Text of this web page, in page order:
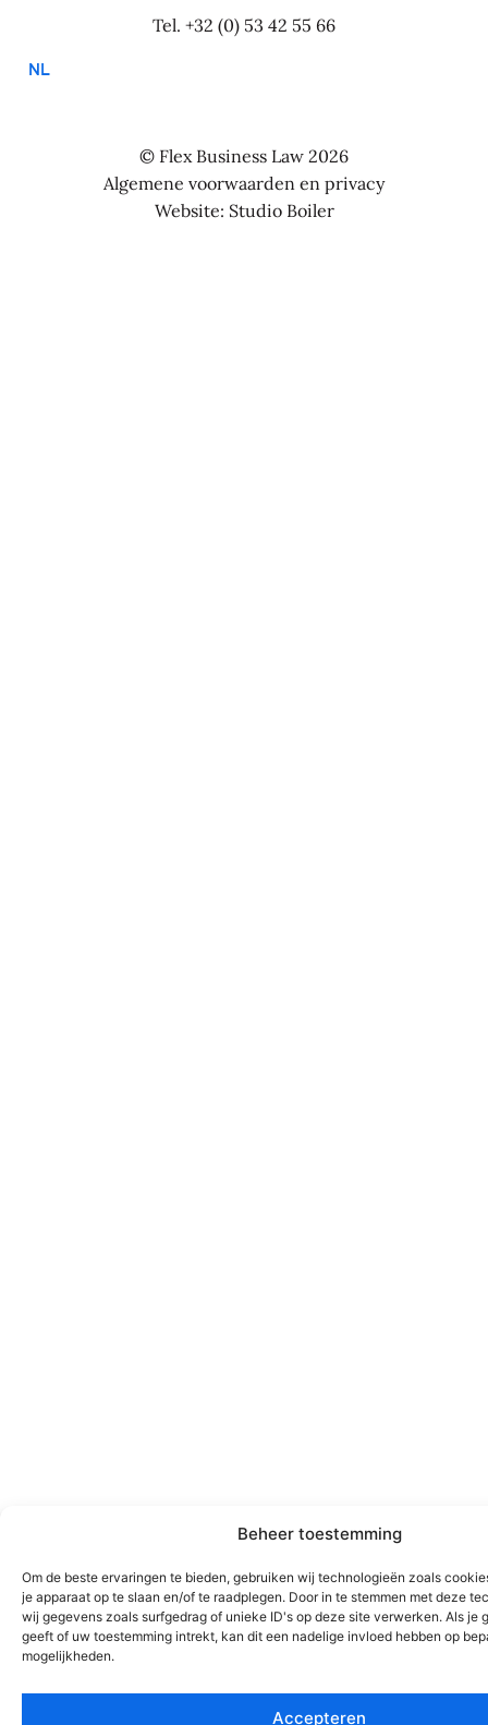
Beheer toestemming
Om de beste ervaringen te bieden, gebruiken wij technologieën zoals
je apparaat op te slaan en/of te raadplegen. Door in te stemmen met deze
wij gegevens zoals surfgedrag of unieke ID's op deze site verwerken. Als je
geeft of uw toestemming intrekt, kan dit een nadelige invloed hebben op
mogelijkheden.
Accepteren
Tel. +32 (0) 53 42 55 66
NL
© Flex Business Law 2026
Algemene voorwaarden en privacy
Website: Studio Boiler